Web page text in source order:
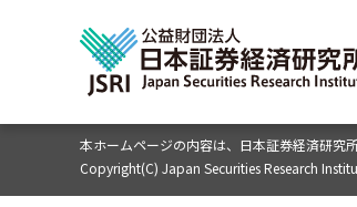
本ホームページの内容は、 日本証券経済研究
Copyright(C) Japan Securities Research